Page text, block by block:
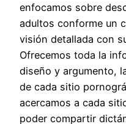
enfocamos sobre
adultos conforme un
visión detallada con
Ofrecemos toda la
diseño y argumento,
de cada sitio
acercamos a cada
poder compartir